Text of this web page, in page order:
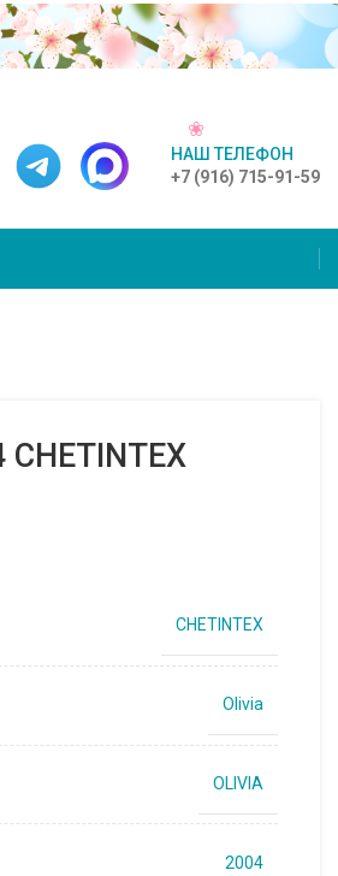
НАШ ТЕЛЕФОН
+7 (916) 715-91-59
CHETINTEX
Olivia
OLIVIA
2004